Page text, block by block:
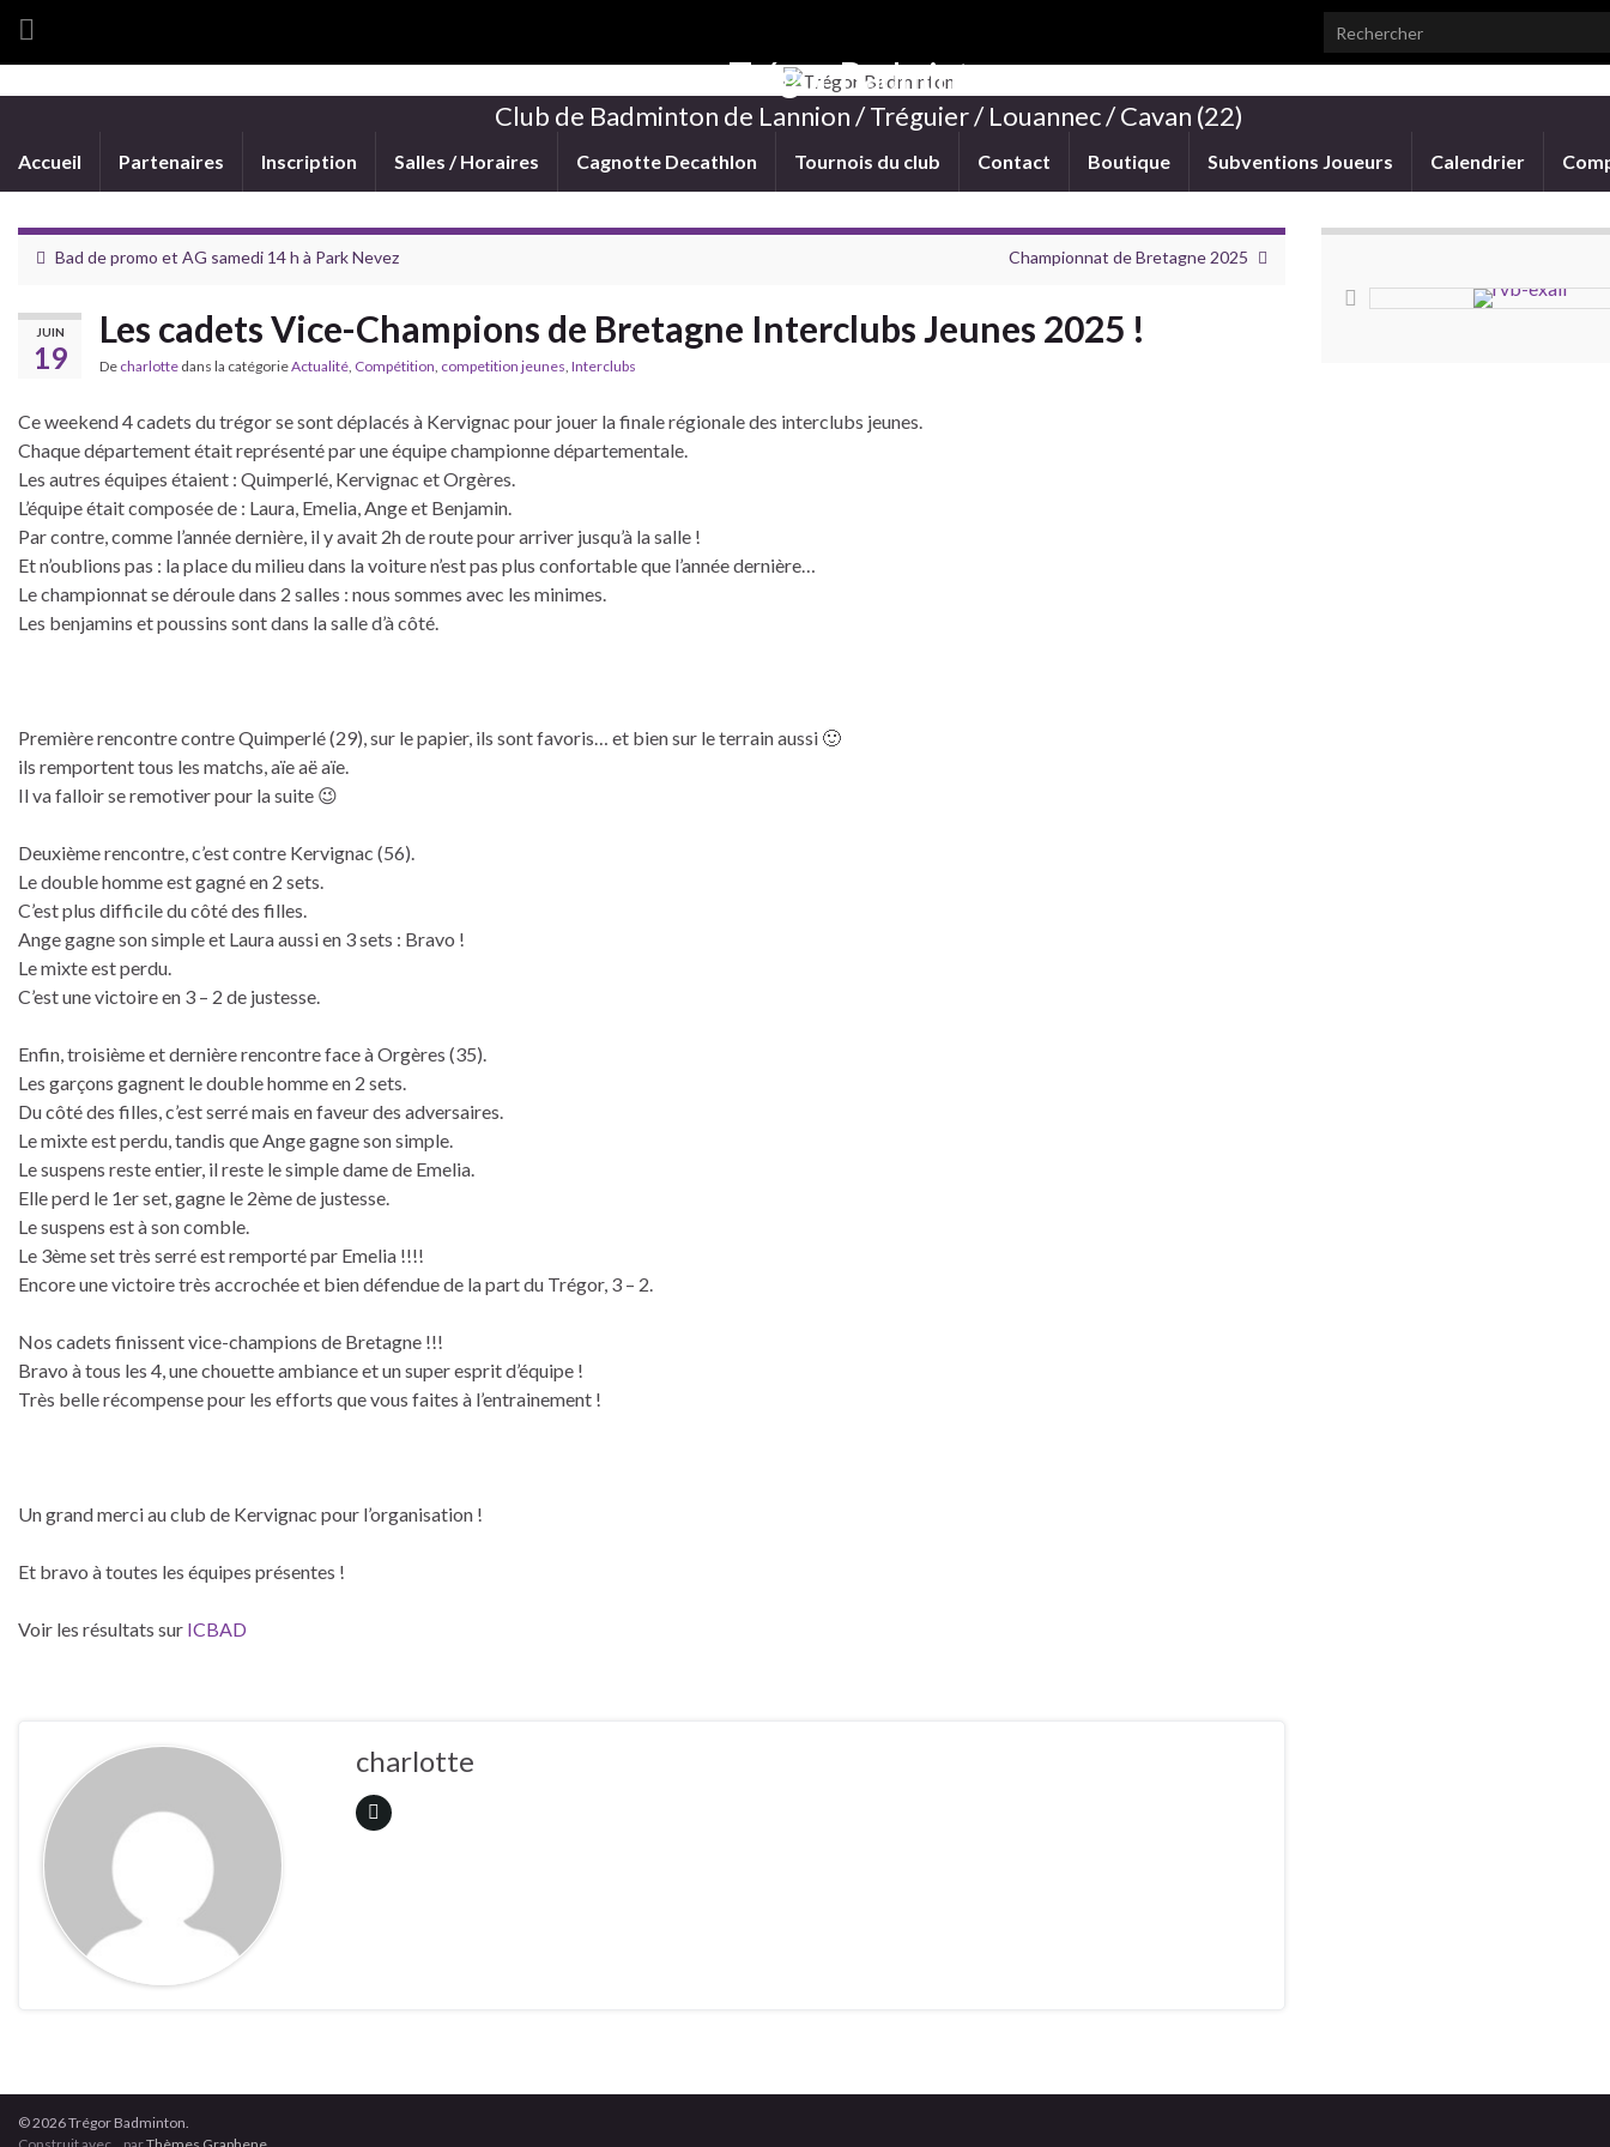
Search for:
Trégor Badminton
Club de Badminton de Lannion / Tréguier / Louannec / Cavan (22)
Accueil Partenaires Inscription Salles / Horaires Cagnotte Decathlon Tournois du club Contact Boutique Subventions Joueurs Calendrier
Bad de promo et AG samedi 14 h à Park Nevez Championnat de Bretagne 2025
JUIN
19
Les cadets Vice-Champions de Bretagne Interclubs Jeunes 2025 !
De charlotte dans la catégorieActualité, Compétition, competition jeunes, Interclubs
Ce weekend 4 cadets du trégor se sont déplacés à Kervignac pour jouer la finale régionale des interclubs jeunes.
Chaque département était représenté par une équipe championne départementale.
Les autres équipes étaient : Quimperlé, Kervignac et Orgères.
L’équipe était composée de : Laura, Emelia, Ange et Benjamin.
Par contre, comme l’année dernière, il y avait 2h de route pour arriver jusqu’à la salle !
Et n’oublions pas : la place du milieu dans la voiture n’est pas plus confortable que l’année dernière…
Le championnat se déroule dans 2 salles : nous sommes avec les minimes.
Les benjamins et poussins sont dans la salle d’à côté.
Première rencontre contre Quimperlé (29), sur le papier, ils sont favoris… et bien sur le terrain aussi 🙂
ils remportent tous les matchs, aïe aë aïe.
Il va falloir se remotiver pour la suite 😉
Deuxième rencontre, c’est contre Kervignac (56).
Le double homme est gagné en 2 sets.
C’est plus difficile du côté des filles.
Ange gagne son simple et Laura aussi en 3 sets : Bravo !
Le mixte est perdu.
C’est une victoire en 3 – 2 de justesse.
Enfin, troisième et dernière rencontre face à Orgères (35).
Les garçons gagnent le double homme en 2 sets.
Du côté des filles, c’est serré mais en faveur des adversaires.
Le mixte est perdu, tandis que Ange gagne son simple.
Le suspens reste entier, il reste le simple dame de Emelia.
Elle perd le 1er set, gagne le 2ème de justesse.
Le suspens est à son comble.
Le 3ème set très serré est remporté par Emelia !!!!
Encore une victoire très accrochée et bien défendue de la part du Trégor, 3 – 2.
Nos cadets finissent vice-champions de Bretagne !!!
Bravo à tous les 4, une chouette ambiance et un super esprit d’équipe !
Très belle récompense pour les efforts que vous faites à l’entrainement !
Un grand merci au club de Kervignac pour l’organisation !
Et bravo à toutes les équipes présentes !
Voir les résultats sur ICBAD
charlotte
© 2026 Trégor Badminton.